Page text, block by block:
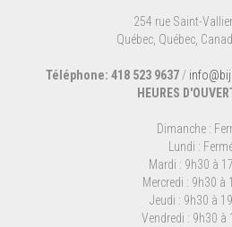
254 rue Saint-
Québec, Québec,
Téléphone: 418 523 9637 /
HEURES
Dimanche :
Lundi :
Mardi : 9h30 à
Mercredi : 9h30 à
Jeudi : 9h30 à
Vendredi : 9h30 à